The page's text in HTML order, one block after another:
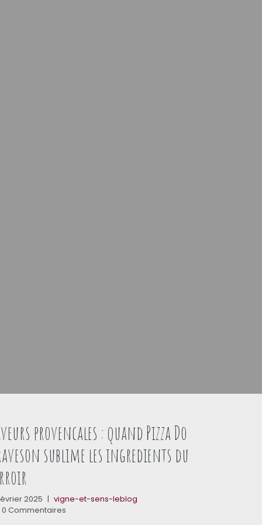
provencales : quand Pizza Do
sublime les ingredients du
2025 | vigne-et-sens-leblog
0 Commentaires